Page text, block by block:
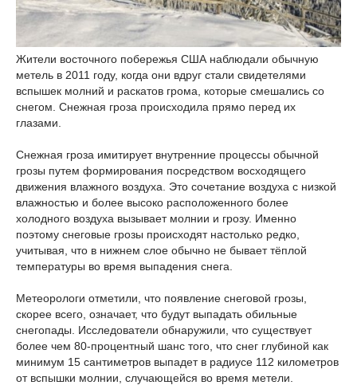
Жители восточного побережья США наблюдали обычную
метель в 2011 году, когда они вдруг стали свидетелями
вспышек молний и раскатов грома, которые смешались со
снегом. Снежная гроза происходила прямо перед их
глазами.
Снежная гроза имитирует внутренние процессы обычной
грозы путем формирования посредством восходящего
движения влажного воздуха. Это сочетание воздуха с низкой
влажностью и более высоко расположенного более
холодного воздуха вызывает молнии и грозу. Именно
поэтому снеговые грозы происходят настолько редко,
учитывая, что в нижнем слое обычно не бывает тёплой
температуры во время выпадения снега.
Метеорологи отметили, что появление снеговой грозы,
скорее всего, означает, что будут выпадать обильные
снегопады. Исследователи обнаружили, что существует
более чем 80-процентный шанс того, что снег глубиной как
минимум 15 сантиметров выпадет в радиусе 112 километров
от вспышки молнии, случающейся во время метели.